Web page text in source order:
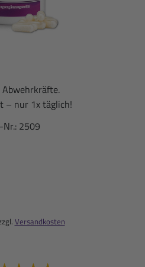
– nur 1x täglich!
2509
Versandkosten